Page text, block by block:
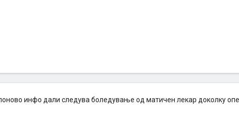
инфо дали следува боледување од матичен лекар доколку